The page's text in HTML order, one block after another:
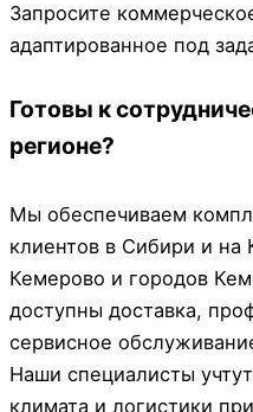
Запросите
адаптированное под
Готовы к
регионе?
Мы обеспечиваем
клиентов в Сибири и на
Кемерово и городов
доступны доставка,
сервисное
Наши специалисты
климата и логистики